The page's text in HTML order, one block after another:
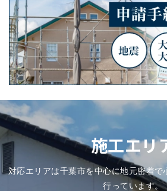
施工エリ
対応エリアは千葉市を中心に地元密着で
行っています。